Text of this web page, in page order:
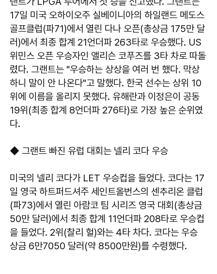
17일 미국 오하이오주 실베이니아의 하일랜드 메도스
골프클럽(파71)에서 열린 다나 오픈(총상금 175만 달
러)에서 최종 합계 21언더파 263타로 우승했다. US
위민스 오픈 우승자인 앨리슨 코푸즈를 3타 차로 따돌
렸다. 그랜트는 "우승하는 상상을 여러 번 했다. 막상
하니 말이 안 나온다"고 말했다. 한국 선수는 상위 10
위에 이름을 올리지 못했다. 유해란과 이정은이 공동
19위(최종 합계 8언더파 276타)로 가장 높은 순위였
다.
◆ 그랜트 빠진 유럽 대회는 넬리 코다 우승
미국의 넬리 코다가 LET 우승컵을 들었다. 코다는 17
일 영국 하트퍼드셔주 세인트올번스의 센추리온 클럽
(파73)에서 열린 아람코 팀 시리즈 영국 대회(총상금
50만 달러)에서 최종 합계 11언더파 208타로 우승컵
을 들었다. 2위(찰리 헐)와는 4타 차다. 코다는 우승
상금 6만7050 달러(약 8500만원)를 수령했다.